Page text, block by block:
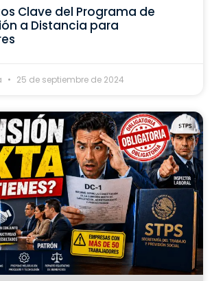
Clave del Programa de
a Distancia para
25 de septiembre de 2024